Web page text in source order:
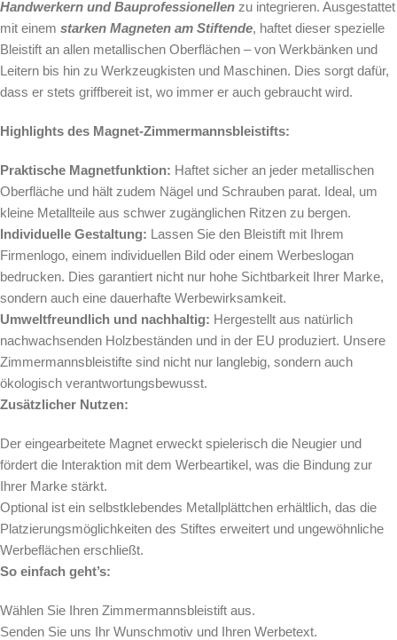
Handwerkern und Bauprofessionellen zu integrieren. Ausgestattet
mit einem starken Magneten am Stiftende, haftet dieser spezielle
Bleistift an allen metallischen Oberflächen – von Werkbänken und
Leitern bis hin zu Werkzeugkisten und Maschinen. Dies sorgt dafür,
dass er stets griffbereit ist, wo immer er auch gebraucht wird.
Highlights des Magnet-Zimmermannsbleistifts:
Praktische Magnetfunktion: Haftet sicher an jeder metallischen
Oberfläche und hält zudem Nägel und Schrauben parat. Ideal, um
kleine Metallteile aus schwer zugänglichen Ritzen zu bergen.
Individuelle Gestaltung: Lassen Sie den Bleistift mit Ihrem
Firmenlogo, einem individuellen Bild oder einem Werbeslogan
bedrucken. Dies garantiert nicht nur hohe Sichtbarkeit Ihrer Marke,
sondern auch eine dauerhafte Werbewirksamkeit.
Umweltfreundlich und nachhaltig: Hergestellt aus natürlich
nachwachsenden Holzbeständen und in der EU produziert. Unsere
Zimmermannsbleistifte sind nicht nur langlebig, sondern auch
ökologisch verantwortungsbewusst.
Zusätzlicher Nutzen:
Der eingearbeitete Magnet erweckt spielerisch die Neugier und
fördert die Interaktion mit dem Werbeartikel, was die Bindung zur
Ihrer Marke stärkt.
Optional ist ein selbstklebendes Metallplättchen erhältlich, das die
Platzierungsmöglichkeiten des Stiftes erweitert und ungewöhnliche
Werbeflächen erschließt.
So einfach geht’s:
Wählen Sie Ihren Zimmermannsbleistift aus.
Senden Sie uns Ihr Wunschmotiv und Ihren Werbetext.